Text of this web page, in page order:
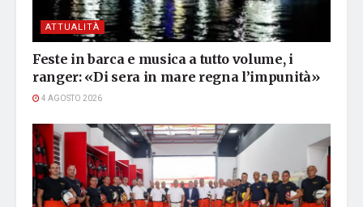
ATTUALITÀ
Feste in barca e musica a tutto volume, i
ranger: «Di sera in mare regna l’impunità»
4 AGOSTO 2026